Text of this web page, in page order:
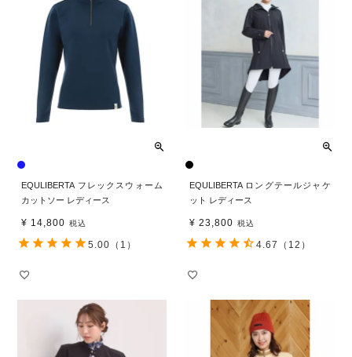
EQULIBERTA フレックスウォーム
カットソー レディース
¥ 14,800 税込
5.00 （1）
EQULIBERTA ロングテールジャケ
ット レディース
¥ 23,800 税込
4.67 （12）